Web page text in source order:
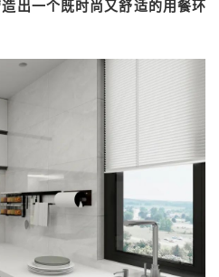
出一个既时尚又舒适的用餐环